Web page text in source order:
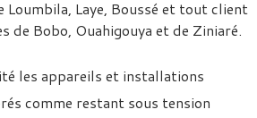
Loumbila, Laye, Boussé et tout client
de Bobo, Ouahigouya et de Ziniaré.
les appareils et installations
comme restant sous tension